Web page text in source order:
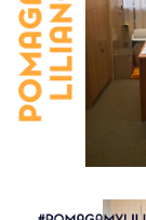
Biznes
Dla mediów